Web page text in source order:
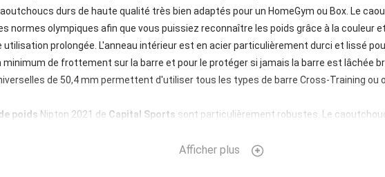
durs de haute qualité très bien adaptés pour un HomeGym ou Box. Le
normes olympiques afin que vous puissiez reconnaître les poids grâce à la couleur
utilisation prolongée. L'anneau intérieur est en acier particulièrement durci et lissé
minimum de frottement sur la barre et pour le protéger si jamais la barre est lâchée
de 50,4 mm permettent d'utiliser tous les types de barre Cross-Training ou
poids Nipton 2021 de Capital Sports sont particulièrement robustes. Le
comme neufs même après de nombreux entraînements. Look sympa assuré, qui est
Afficher plus